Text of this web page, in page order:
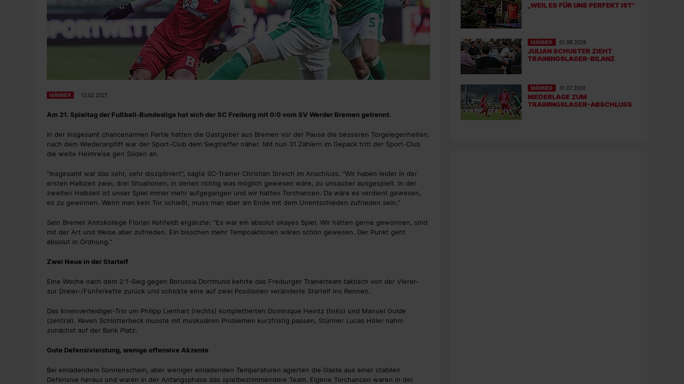
MÄNNER 13.02.2021
Am 21. Spieltag der Fußball-Bundesliga hat sich der SC Freiburg mit 0:0 vom SV Werder Bremen getrennt.
In der insgesamt chancenarmen Partie hatten die Gastgeber aus Bremen vor der Pause die besseren Torgelegenheiten,
nach dem Wiederanpfiff war der Sport-Club dem Siegtreffer näher. Mit nun 31 Zählern im Gepäck tritt der Sport-Club
die weite Heimreise gen Süden an.
"Insgesamt war das sehr, sehr diszipliniert", sagte SC-Trainer Christian Streich im Anschluss. "Wir haben leider in der
ersten Halbzeit zwei, drei Situationen, in denen richtig was möglich gewesen wäre, zu unsauber ausgespielt. In der
zweiten Halbzeit ist unser Spiel immer mehr aufgegangen und wir hatten Torchancen. Da wäre es verdient gewesen,
es zu gewinnen. Wenn man kein Tor schießt, muss man aber am Ende mit dem Unentschieden zufrieden sein."
Sein Bremer Amtskollege Florian Kohfeldt ergänzte: "Es war ein absolut okayes Spiel. Wir hätten gerne gewonnen, sind
mit der Art und Weise aber zufrieden. Ein bisschen mehr Tempoaktionen wären schön gewesen. Der Punkt geht
absolut in Ordnung."
Zwei Neue in der Startelf
Eine Woche nach dem 2:1-Sieg gegen Borussia Dortmund kehrte das Freiburger Trainerteam taktisch von der Vierer-
zur Dreier-/Fünferkette zurück und schickte eine auf zwei Positionen veränderte Startelf ins Rennen.
Das Innenverteidiger-Trio um Philipp Lienhart (rechts) komplettierten Dominique Heintz (links) und Manuel Gulde
(zentral). Keven Schlotterbeck musste mit muskulären Problemen kurzfristig passen, Stürmer Lucas Höler nahm
zunächst auf der Bank Platz.
Gute Defensivleistung, wenige offensive Akzente
Bei einladendem Sonnenschein, aber weniger einladenden Temperaturen agierten die Gäste aus einer stabilen
Defensive heraus und waren in der Anfangsphase das spielbestimmendere Team. Eigene Torchancen waren in der
„WEIL ES FÜR UNS PERFEKT IST“
MÄNNER 01.08.2026
JULIAN SCHUSTER ZIEHT
TRAININGSLAGER-BILANZ
MÄNNER 31.07.2026
NIEDERLAGE ZUM
TRAININGSLAGER-ABSCHLUSS